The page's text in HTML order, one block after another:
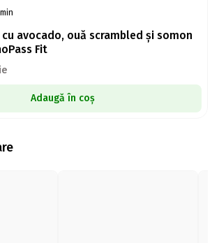
avocado, ouă scrambled și somon
Fit
Adaugă în coș